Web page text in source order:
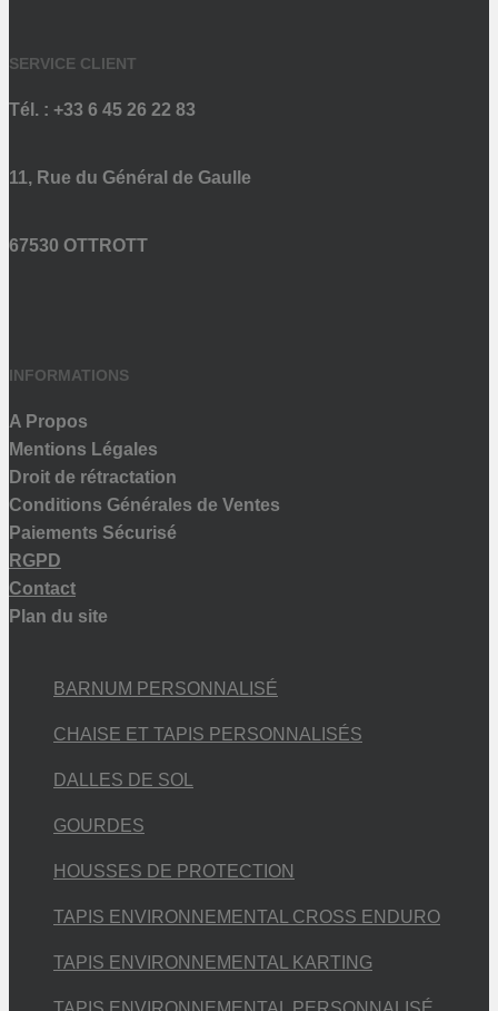
SERVICE CLIENT
Tél. : +33 6 45 26 22 83
11, Rue du Général de Gaulle
67530 OTTROTT
INFORMATIONS
A Propos
Mentions Légales
Droit de rétractation
Conditions Générales de Ventes
Paiements Sécurisé
RGPD
Contact
Plan du site
BARNUM PERSONNALISÉ
CHAISE ET TAPIS PERSONNALISÉS
DALLES DE SOL
GOURDES
HOUSSES DE PROTECTION
TAPIS ENVIRONNEMENTAL CROSS ENDURO
TAPIS ENVIRONNEMENTAL KARTING